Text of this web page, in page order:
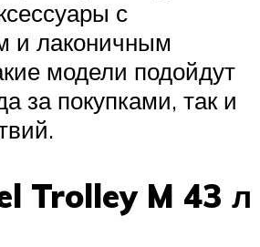
с
и лаконичным
модели подойдут
за покупками, так и
Trolley M 43 л